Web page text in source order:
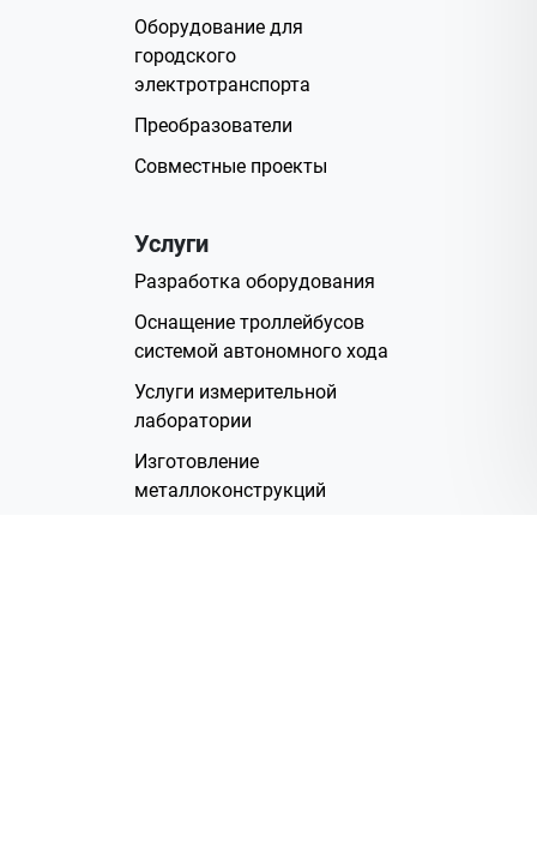
Оборудование для
городского
электротранспорта
Преобразователи
Совместные проекты
Услуги
Разработка оборудования
Оснащение троллейбусов
системой автономного хода
Услуги измерительной
лаборатории
Изготовление
металлоконструкций